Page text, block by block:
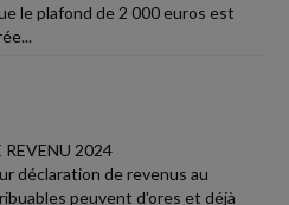
le plafond de 2 000 euros est
REVENU 2024
déclaration de revenus au
peuvent d'ores et déjà